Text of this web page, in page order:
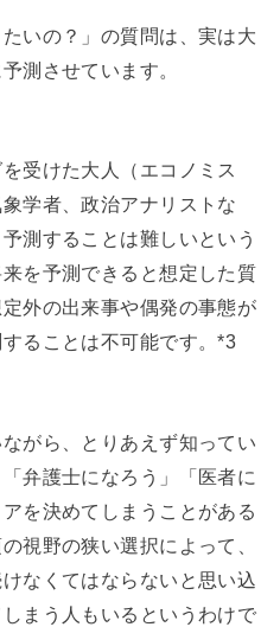
いの？」の質問は、実は大
測させています。
受けた大人（エコノミス
学者、政治アナリストな
測することは難しいという
を予測できると想定した質
外の出来事や偶発の事態が
ることは不可能です。*3
がら、とりあえず知ってい
弁護士になろう」「医者に
を決めてしまうことがある
視野の狭い選択によって、
なくてはならないと思い込
まう人もいるというわけで